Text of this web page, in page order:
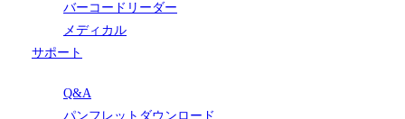
バーコードリーダー
メディカル
サポート
Q&A
パンフレットダウンロード